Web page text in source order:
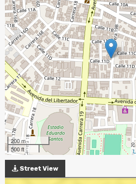
200 m
500 ft
Street View